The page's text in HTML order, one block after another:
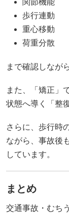
関節機能
歩行連動
重心移動
荷重分散
まで確認しなが
また、「矯正」
状態へ導く「整
さらに、歩行時
ながら、事故後
しています。
まとめ
交通事故・むち